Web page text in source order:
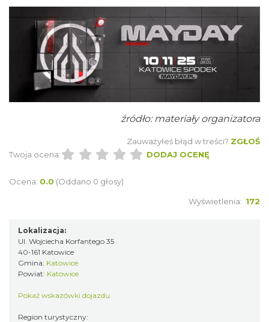
LORD OF THE DANCE - 30th Anniversary
Tour
2026-12-11
LORD OF THE DANCE 2026
Katowice
0.09 km
źródło: materiały organizatora
Zauważyłeś błąd w treści? ZGŁOŚ
Twoja ocena:
DODAJ OCENĘ
Ocena: 0.0 (Oddano 0 głosy)
Wyświetlenia: 172
Lokalizacja:
Ul. Wojciecha Korfantego 35
40-161 Katowice
Gmina: Katowice
Powiat: Katowice
Pokaż wskazówki dojazdu
Region turystyczny: